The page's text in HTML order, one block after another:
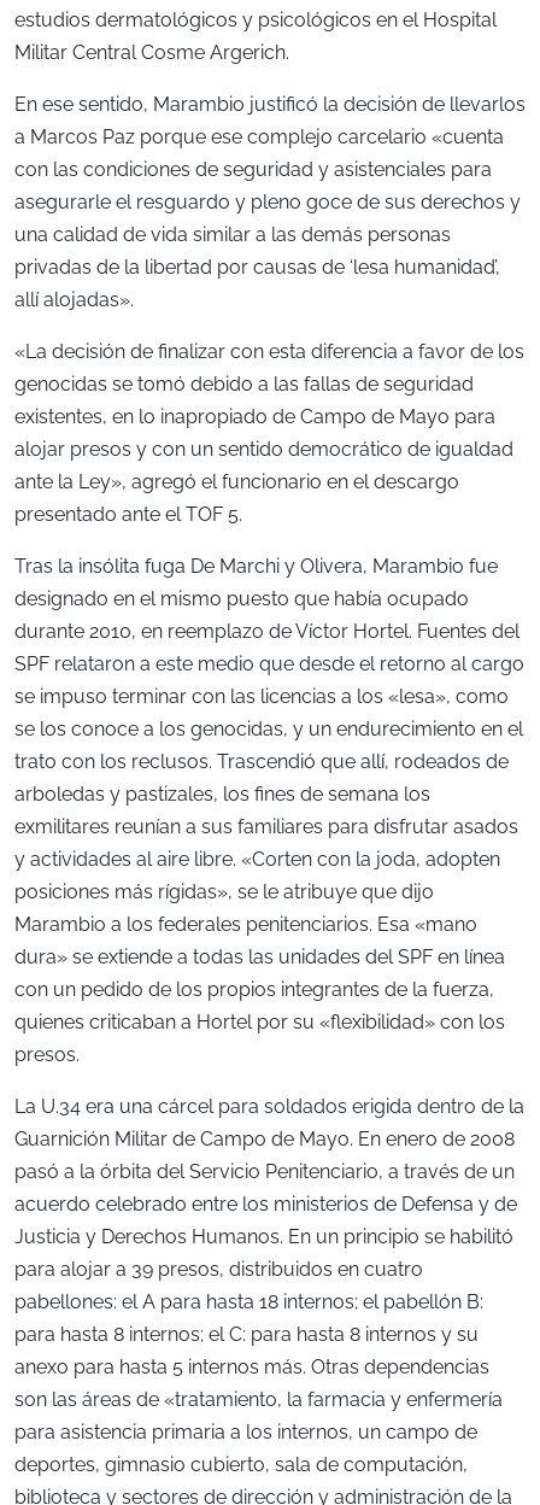
estudios dermatológicos y psicológicos en el Hospital
Militar Central Cosme Argerich.
En ese sentido, Marambio justificó la decisión de llevarlos
a Marcos Paz porque ese complejo carcelario «cuenta
con las condiciones de seguridad y asistenciales para
asegurarle el resguardo y pleno goce de sus derechos y
una calidad de vida similar a las demás personas
privadas de la libertad por causas de ‘lesa humanidad’,
allí alojadas».
«La decisión de finalizar con esta diferencia a favor de los
genocidas se tomó debido a las fallas de seguridad
existentes, en lo inapropiado de Campo de Mayo para
alojar presos y con un sentido democrático de igualdad
ante la Ley», agregó el funcionario en el descargo
presentado ante el TOF 5.
Tras la insólita fuga De Marchi y Olivera, Marambio fue
designado en el mismo puesto que había ocupado
durante 2010, en reemplazo de Víctor Hortel. Fuentes del
SPF relataron a este medio que desde el retorno al cargo
se impuso terminar con las licencias a los «lesa», como
se los conoce a los genocidas, y un endurecimiento en el
trato con los reclusos. Trascendió que allí, rodeados de
arboledas y pastizales, los fines de semana los
exmilitares reunían a sus familiares para disfrutar asados
y actividades al aire libre. «Corten con la joda, adopten
posiciones más rígidas», se le atribuye que dijo
Marambio a los federales penitenciarios. Esa «mano
dura» se extiende a todas las unidades del SPF en línea
con un pedido de los propios integrantes de la fuerza,
quienes criticaban a Hortel por su «flexibilidad» con los
presos.
La U.34 era una cárcel para soldados erigida dentro de la
Guarnición Militar de Campo de Mayo. En enero de 2008
pasó a la órbita del Servicio Penitenciario, a través de un
acuerdo celebrado entre los ministerios de Defensa y de
Justicia y Derechos Humanos. En un principio se habilitó
para alojar a 39 presos, distribuidos en cuatro
pabellones: el A para hasta 18 internos; el pabellón B:
para hasta 8 internos; el C: para hasta 8 internos y su
anexo para hasta 5 internos más. Otras dependencias
son las áreas de «tratamiento, la farmacia y enfermería
para asistencia primaria a los internos, un campo de
deportes, gimnasio cubierto, sala de computación,
biblioteca y sectores de dirección y administración de la